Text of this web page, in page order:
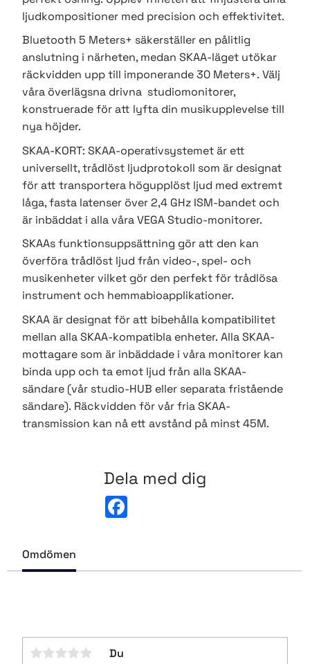
ljudkompositioner med precision och effektivitet.
Bluetooth 5 Meters+ säkerställer en pålitlig
anslutning i närheten, medan SKAA-läget utökar
räckvidden upp till imponerande 30 Meters+. Välj
våra överlägsna drivna studiomonitorer,
konstruerade för att lyfta din musikupplevelse till
nya höjder.
SKAA-KORT: SKAA-operativsystemet är ett
universellt, trådlöst ljudprotokoll som är designat
för att transportera högupplöst ljud med extremt
låga, fasta latenser över 2,4 GHz ISM-bandet och
är inbäddat i alla våra VEGA Studio-monitorer.
SKAAs funktionsuppsättning gör att den kan
överföra trådlöst ljud från video-, spel- och
musikenheter vilket gör den perfekt för trådlösa
instrument och hemmabioapplikationer.
SKAA är designat för att bibehålla kompatibilitet
mellan alla SKAA-kompatibla enheter. Alla SKAA-
mottagare som är inbäddade i våra monitorer kan
binda upp och ta emot ljud från alla SKAA-
sändare (vår studio-HUB eller separata fristående
sändare). Räckvidden för vår fria SKAA-
transmission kan nå ett avstånd på minst 45M.
Dela med dig
o
Omdömen
Du